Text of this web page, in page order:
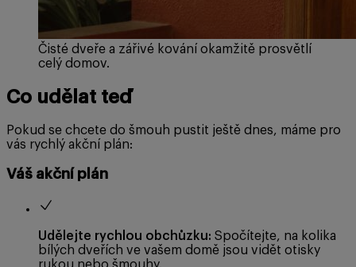
Čisté dveře a zářivé kování okamžitě prosvětlí
celý domov.
Co udělat teď
Pokud se chcete do šmouh pustit ještě dnes, máme pro
vás rychlý akční plán:
Váš akční plán
Udělejte rychlou obchůzku: Spočítejte, na kolika
bílých dveřích ve vašem domě jsou vidět otisky